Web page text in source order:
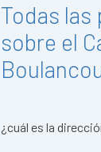
Todas
sobre el
¿cuál es la